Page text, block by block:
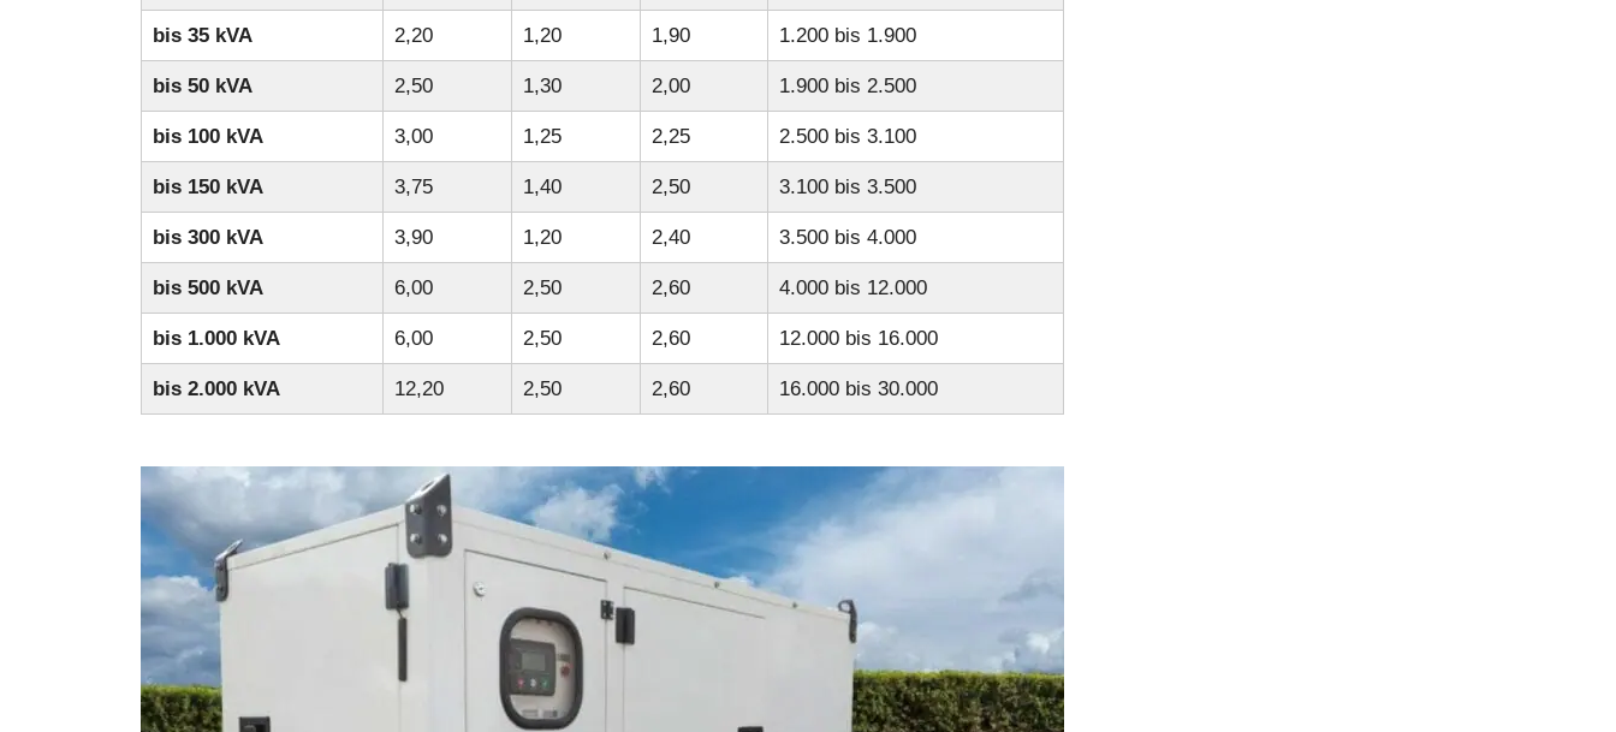
bis 35 kVA 2,20 1,20 1,90 1.200 bis 1.900
bis 50 kVA 2,50 1,30 2,00 1.900 bis 2.500
bis 100 kVA 3,00 1,25 2,25 2.500 bis 3.100
bis 150 kVA 3,75 1,40 2,50 3.100 bis 3.500
bis 300 kVA 3,90 1,20 2,40 3.500 bis 4.000
bis 500 kVA 6,00 2,50 2,60 4.000 bis 12.000
bis 1.000 kVA 6,00 2,50 2,60 12.000 bis 16.000
bis 2.000 kVA 12,20 2,50 2,60 16.000 bis 30.000